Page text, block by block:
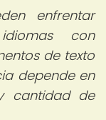
enfrentar
con
de texto
depende en
cantidad de